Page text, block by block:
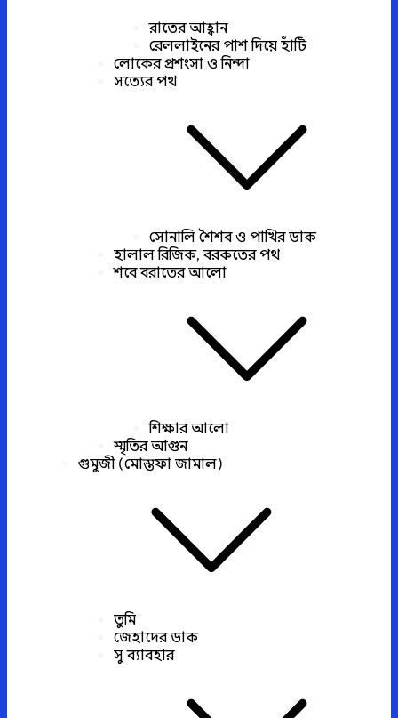
রাতের আহ্বান
রেললাইনের পাশ দিয়ে হাঁটি
লোকের প্রশংসা ও নিন্দা
সত্যের পথ
সোনালি শৈশব ও পাখির ডাক
হালাল রিজিক, বরকতের পথ
শবে বরাতের আলো
শিক্ষার আলো
স্মৃতির আগুন
গুমুজী (মোস্তফা জামাল)
তুমি
জেহাদের ডাক
সু ব্যাবহার